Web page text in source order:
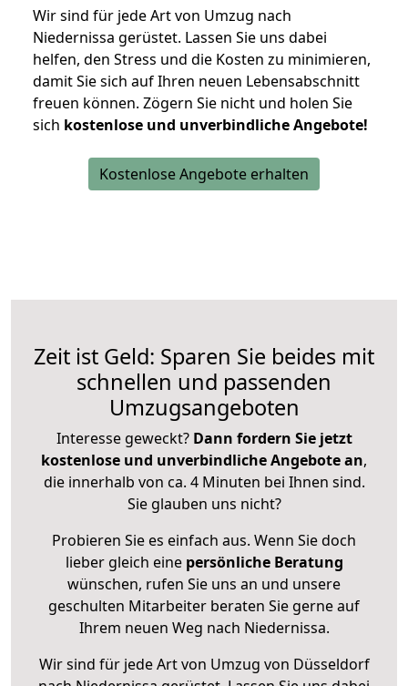
Wir sind für jede Art von Umzug nach
Niedernissa gerüstet. Lassen Sie uns dabei
helfen, den Stress und die Kosten zu minimieren,
damit Sie sich auf Ihren neuen Lebensabschnitt
freuen können. Zögern Sie nicht und holen Sie
sich kostenlose und unverbindliche Angebote!
Kostenlose Angebote erhalten
Zeit ist Geld: Sparen Sie beides mit
schnellen und passenden
Umzugsangeboten
Interesse geweckt? Dann fordern Sie jetzt
kostenlose und unverbindliche Angebote an,
die innerhalb von ca. 4 Minuten bei Ihnen sind.
Sie glauben uns nicht?
Probieren Sie es einfach aus. Wenn Sie doch
lieber gleich eine persönliche Beratung
wünschen, rufen Sie uns an und unsere
geschulten Mitarbeiter beraten Sie gerne auf
Ihrem neuen Weg nach Niedernissa.
Wir sind für jede Art von Umzug von Düsseldorf